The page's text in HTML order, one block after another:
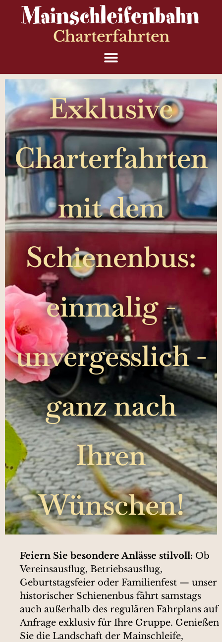
Charterfahrten
Exklusive
Charterfahrten
mit dem
Schienenbus:
einmalig -
unvergesslich -
ganz nach
Ihren
Wünschen!
Feiern Sie besondere Anlässe stilvoll: Ob
Vereinsausflug, Betriebsausflug,
Geburtstagsfeier oder Familienfest — unser
historischer Schienenbus fährt samstags
auch außerhalb des regulären Fahrplans auf
Anfrage exklusiv für Ihre Gruppe. Genießen
Sie die Landschaft der Mainschleife,